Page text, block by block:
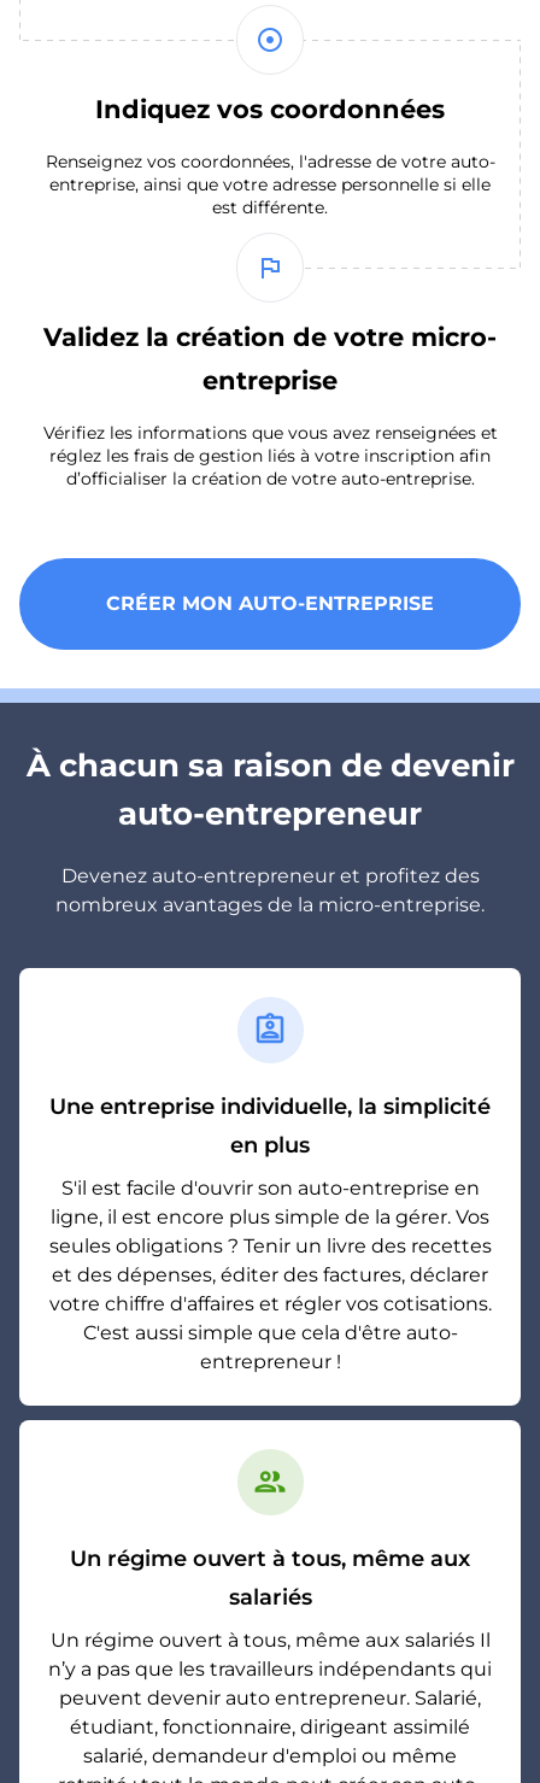
mode_standby
Indiquez vos coordonnées
Renseignez vos coordonnées, l'adresse de votre auto-
entreprise, ainsi que votre adresse personnelle si elle
est différente.
Validez la création de votre micro-
entreprise
Vérifiez les informations que vous avez renseignées et
réglez les frais de gestion liés à votre inscription afin
d’officialiser la création de votre auto-entreprise.
flag
CRÉER MON AUTO-ENTREPRISE
À chacun sa raison de devenir
auto-entrepreneur
Devenez auto-entrepreneur et profitez des
nombreux avantages de la micro-entreprise.
assignment_ind
Une entreprise individuelle, la simplicité
en plus
S'il est facile d'ouvrir son auto-entreprise en
ligne, il est encore plus simple de la gérer. Vos
seules obligations ? Tenir un livre des recettes
et des dépenses, éditer des factures, déclarer
votre chiffre d'affaires et régler vos cotisations.
C'est aussi simple que cela d'être auto-
entrepreneur !
group
Un régime ouvert à tous, même aux
salariés
Un régime ouvert à tous, même aux salariés Il
n’y a pas que les travailleurs indépendants qui
peuvent devenir auto entrepreneur. Salarié,
étudiant, fonctionnaire, dirigeant assimilé
salarié, demandeur d'emploi ou même